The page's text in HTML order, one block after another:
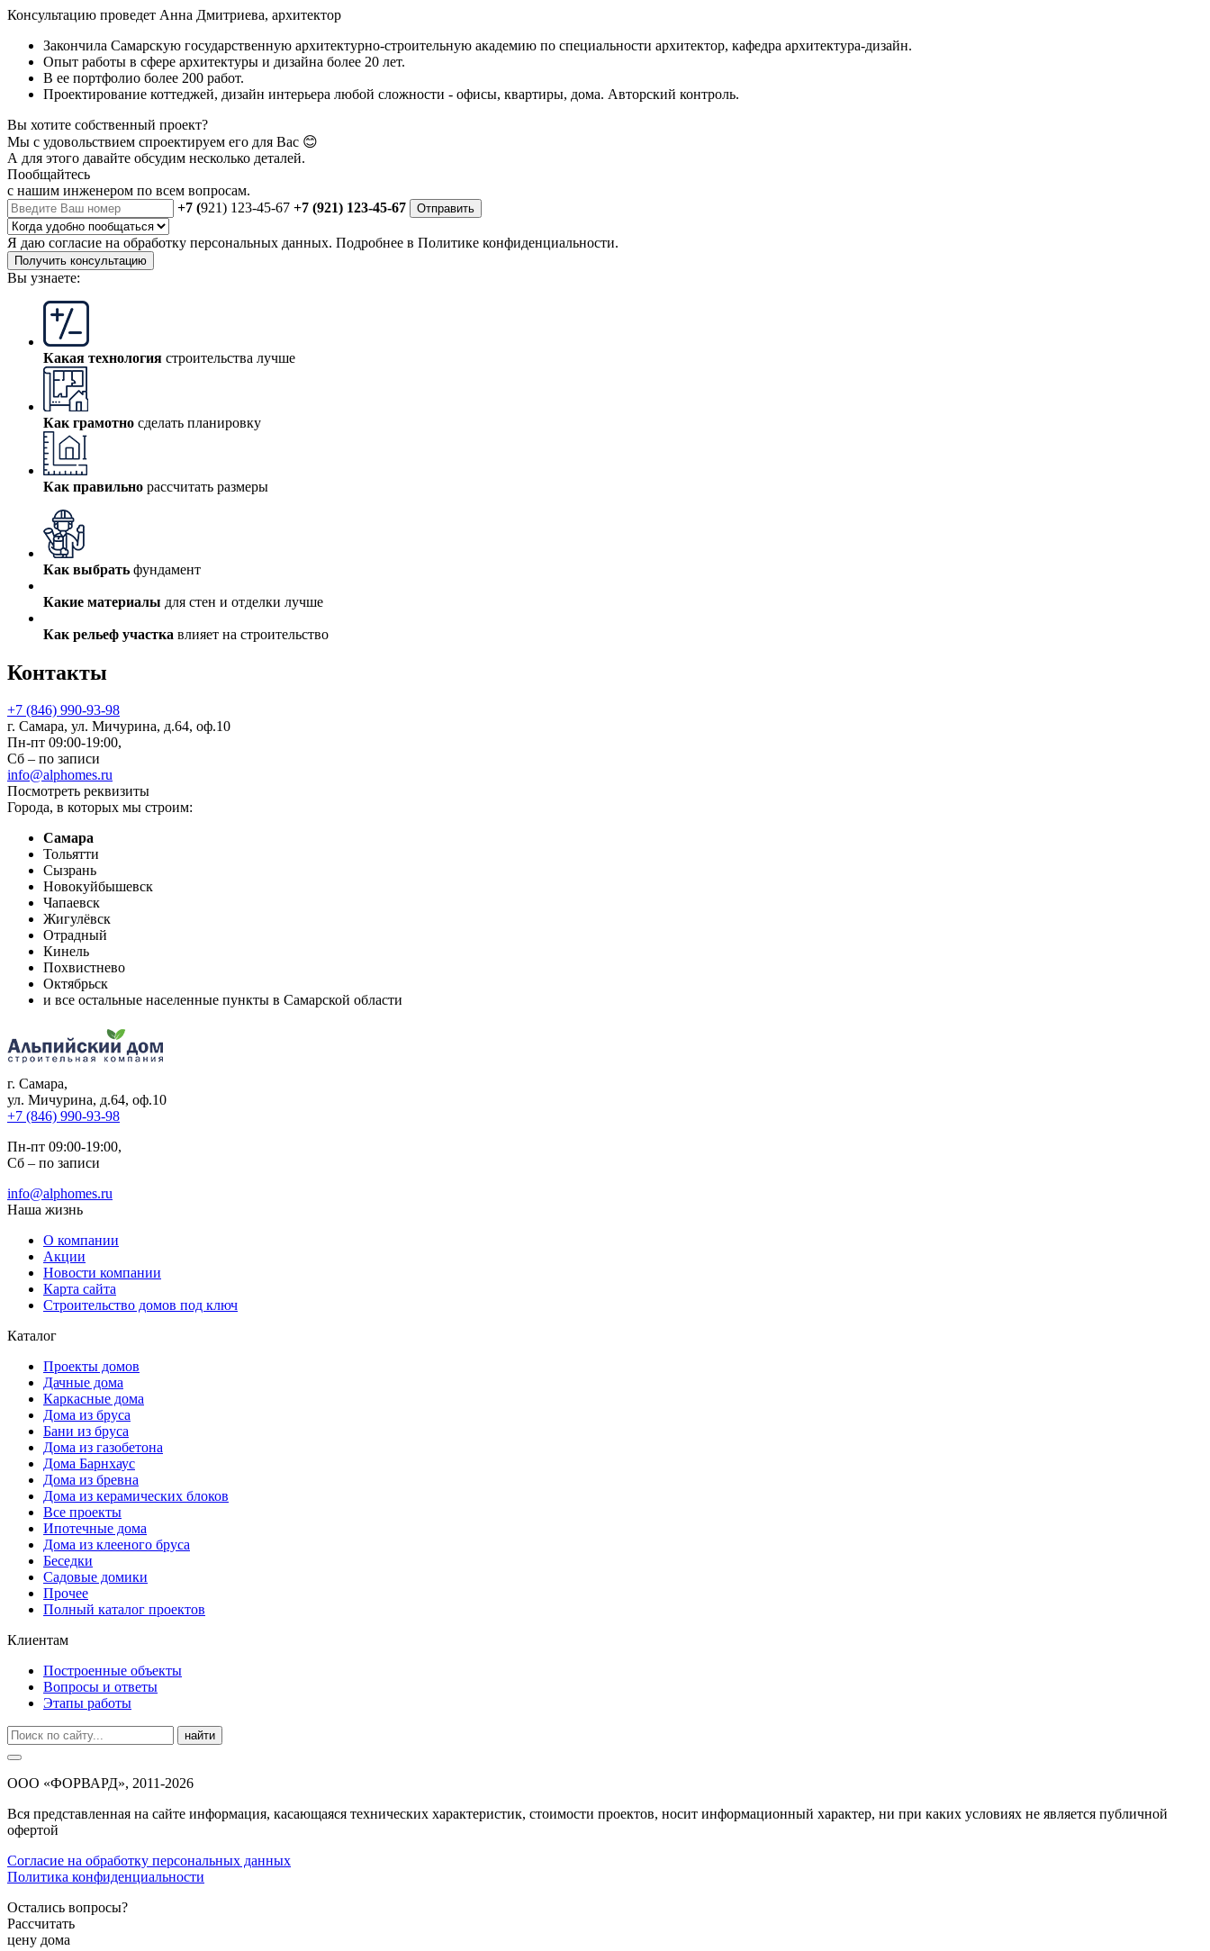
Консультацию проведет Анна Дмитриева, архитектор
Закончила Самарскую государственную архитектурно-строительную академию по специальности архитектор, кафедра архитектура-дизайн.
Опыт работы в сфере архитектуры и дизайна более 20 лет.
В ее портфолио более 200 работ.
Проектирование коттеджей, дизайн интерьера любой сложности - офисы, квартиры, дома. Авторский контроль.
Вы хотите собственный проект?
Мы с удовольствием спроектируем его для Вас 😊
А для этого давайте обсудим несколько деталей.
Пообщайтесь
с нашим инженером по всем вопросам.
+7 (921) 123-45-67 +7 (921) 123-45-67 Отправить
Я даю согласие на обработку персональных данных. Подробнее в Политике конфиденциальности.
Получить консультацию
Вы узнаете:
Какая технология строительства лучше
Как грамотно сделать планировку
Как правильно рассчитать размеры
Как выбрать фундамент
Какие материалы для стен и отделки лучше
Как рельеф участка влияет на строительство
Контакты
+7 (846) 990-93-98
г. Самара, ул. Мичурина, д.64, оф.10
Пн-пт 09:00-19:00,
Сб – по записи
info@alphomes.ru
Посмотреть реквизиты
Города, в которых мы строим:
Самара
Тольятти
Сызрань
Новокуйбышевск
Чапаевск
Жигулёвск
Отрадный
Кинель
Похвистнево
Октябрьск
и все остальные населенные пункты в Самарской области
г. Самара,
ул. Мичурина, д.64, оф.10
+7 (846) 990-93-98
Пн-пт 09:00-19:00,
Сб – по записи
info@alphomes.ru
Наша жизнь
О компании
Акции
Новости компании
Карта сайта
Строительство домов под ключ
Каталог
Проекты домов
Дачные дома
Каркасные дома
Дома из бруса
Бани из бруса
Дома из газобетона
Дома Барнхаус
Дома из бревна
Дома из керамических блоков
Все проекты
Ипотечные дома
Дома из клееного бруса
Беседки
Садовые домики
Прочее
Полный каталог проектов
Клиентам
Построенные объекты
Вопросы и ответы
Этапы работы
найти
ООО «ФОРВАРД», 2011-2026
Вся представленная на сайте информация, касающаяся технических характеристик, стоимости проектов, носит информационный характер, ни при каких условиях не является публичной
офертой
Согласие на обработку персональных данных
Политика конфиденциальности
Остались вопросы?
Рассчитать
цену дома